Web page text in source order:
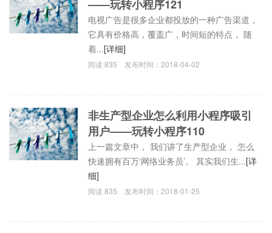
——玩转小程序121
电视广告是很多企业都投放的一种广告渠道，
它具有价格高，覆盖广，时间短的特点， 随
着...[详细]
阅读835 发布时间：2018-04-02
非生产型企业怎么利用小程序吸引
用户——玩转小程序110
上一篇文章中， 我们讲了生产型企业， 怎么
快速拥有百万‘网络业务员’。 其实我们生...[详
细]
阅读835 发布时间：2018-01-25